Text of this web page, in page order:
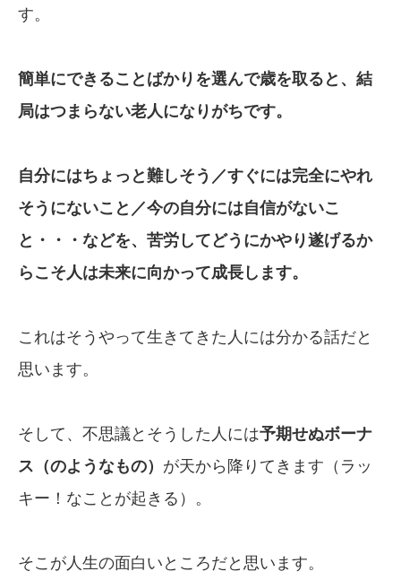
す。
簡単にできることばかりを選んで歳を取る と、結
局はつまらない老人になりがちです。
自分にはちょっと難しそう ／すぐには完全にやれ
そうにないこと／今の自分には自信がないこ
と・・・などを、 苦労してどう にかやり遂げるか
らこそ人は未来に向かって成長します。
これはそうやって生きてきた人には分かる話だと
思います。
そして、不思議とそうした人には予期せぬボーナ
ス（のようなもの） が天から降りてきます（ラッ
キー！なことが起きる）。
そこが人生の面白いところだと思います。